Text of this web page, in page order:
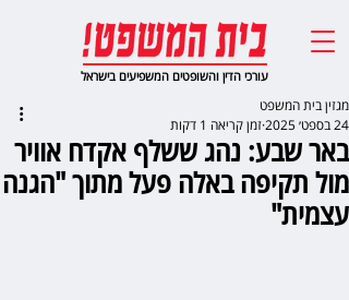
עורכי הדין והשופטים המשפיעים בישראל
באר שבע: נהג ששלף אקדח אוויר
מול תקיפה באלה פעל מתוך "הגנה
עצמית"
מגזין בית המשפט
24 בספט׳ 2025
זמן קריאה 1 דקות